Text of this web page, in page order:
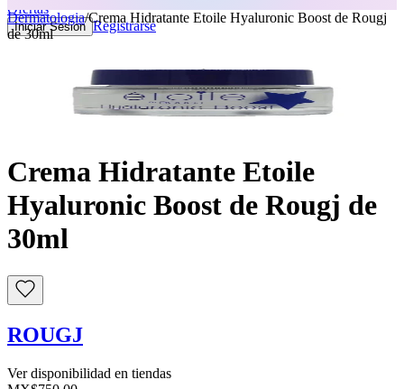
Ofertas
Iniciar Sesion Registrarse
Dermatologia/Crema Hidratante Etoile Hyaluronic Boost de Rougj
de 30ml
Crema Hidratante Etoile
Hyaluronic Boost de Rougj de
30ml
ROUGJ
Ver disponibilidad en tiendas